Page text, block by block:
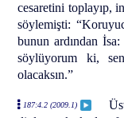
cesaretini toplayıp,
söylemişti:
bunun ardından
söylüyorum ki,
olacaksın.”
187:4.2 (2009.1)